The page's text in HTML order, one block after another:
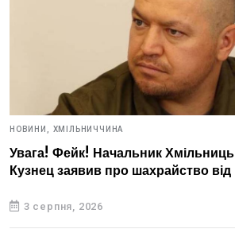
НОВИНИ, ХМІЛЬНИЧЧИНА
Увага! Фейк! Начальник
Кузнец заявив про шахрайство від
3 серпня, 2026